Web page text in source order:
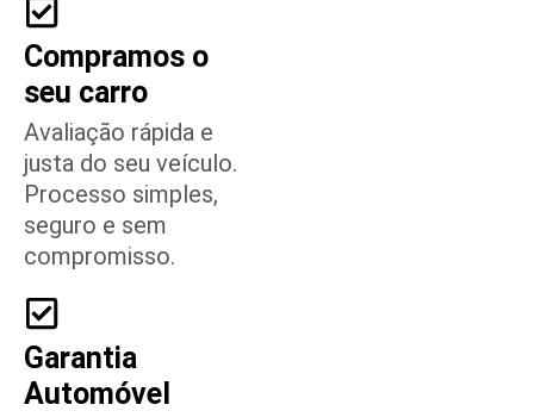
Compramos o
seu carro
Avaliação rápida e
justa do seu veículo.
Processo simples,
seguro e sem
compromisso.
Garantia
Automóvel